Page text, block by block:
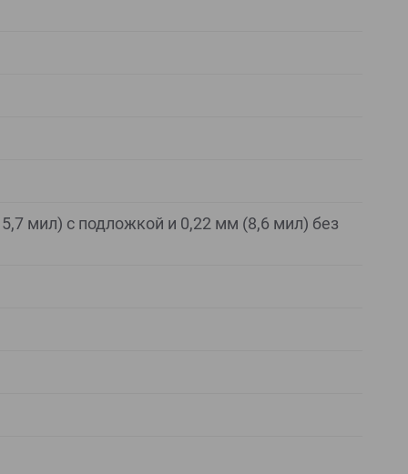
мил) с подложкой и 0,22 мм (8,6 мил) без